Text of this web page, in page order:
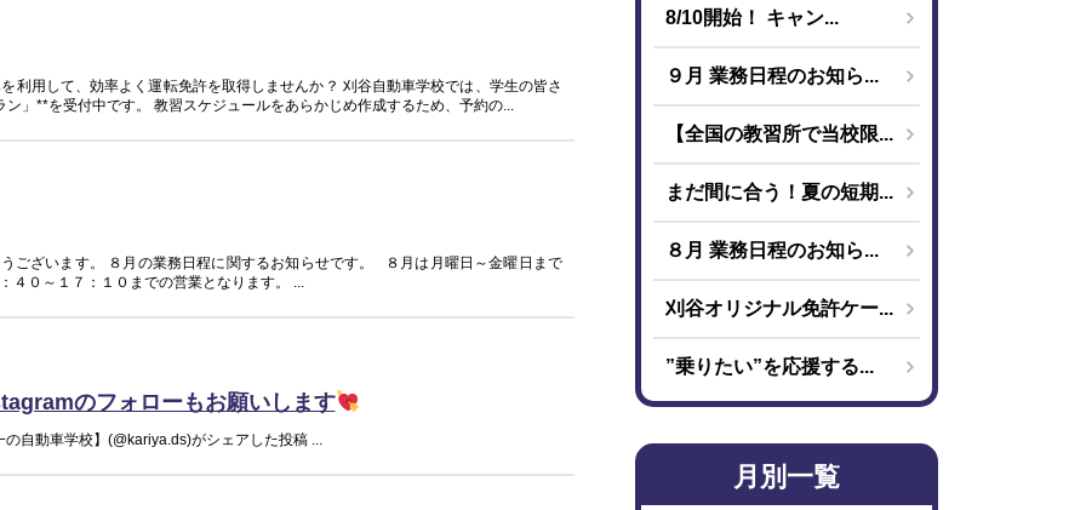
利用して、効率よく運転免許を取得しませんか？ 刈谷自動車学校では、学生の皆さ
」**を受付中です。 教習スケジュールをあらかじめ作成するため、予約の...
ございます。 ８月の業務日程に関するお知らせです。 ８月は月曜日～金曜日まで
４０～１７：１０までの営業となります。 ...
のフォローもお願いします
自動車学校】(@kariya.ds)がシェアした投稿 ...
8/10開始！ キャン...
９月 業務日程のお知ら...
【全国の教習所で当校限...
まだ間に合う！夏の短期...
８月 業務日程のお知ら...
刈谷オリジナル免許ケー...
”乗りたい”を応援する...
月別一覧